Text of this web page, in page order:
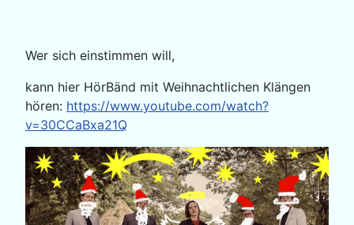
Wer sich einstimmen will,
kann hier HörBänd mit Weihnachtlichen Klängen
hören: https://www.youtube.com/watch?
v=30CCaBxa21Q